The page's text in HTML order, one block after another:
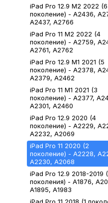
iPad Pro 12.9 М2 2022 (6
поколение) - A2436,
A2437, A2766
iPad Pro 11 М2 2022 (4
поколение) - A2759,
A2761, A2762
iPad Pro 12.9 М1 2021 (5
поколение) - A2378,
A2379, A2462
iPad Pro 11 М1 2021 (3
поколение) - A2377,
A2301, A2460
iPad Pro 12.9 2020 (4
поколение) - A2229,
A2232, A2069
iPad Pro 11 2020 (2
поколение) - A2228,
A2230, A2068
iPad Pro 12.9 2018-2019
поколения) - A1876,
A1895, A1983